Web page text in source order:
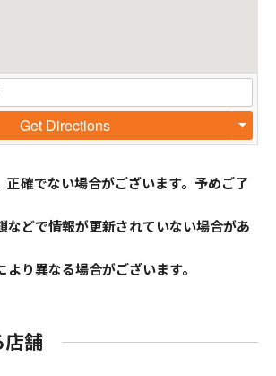
Get Directions
正確でない場合がございます。予めご了
などで情報が更新されていない場合があ
り異なる場合がございます。
店舗